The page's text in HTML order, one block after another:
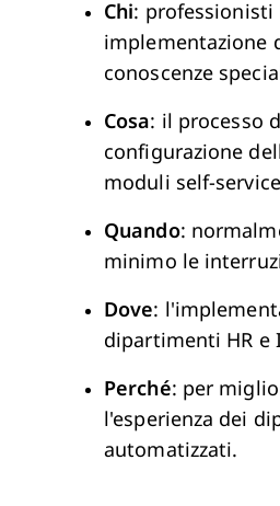
Chi: professionisti
implementazione
conoscenze
Cosa: il processo
configurazione
moduli self-
Quando:
minimo le
Dove:
dipartimenti HR e
Perché: per
l'esperienza dei
automatizzati.